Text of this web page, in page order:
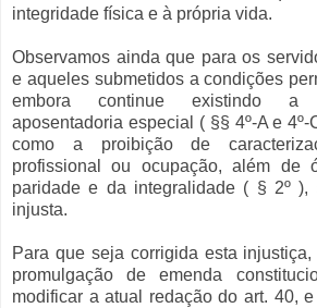
integridade física e à própria vida.
Observamos ainda que para os
e aqueles submetidos a condições
embora continue existindo a
aposentadoria especial ( §§ 4º-A e
como a proibição de
profissional ou ocupação, além de
paridade e da integralidade ( § 2º ),
injusta.
Para que seja corrigida esta
promulgação de emenda
modificar a atual redação do art. 40,